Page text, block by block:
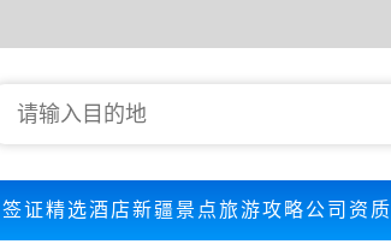
证精选酒店新疆景点旅游攻略公司资质